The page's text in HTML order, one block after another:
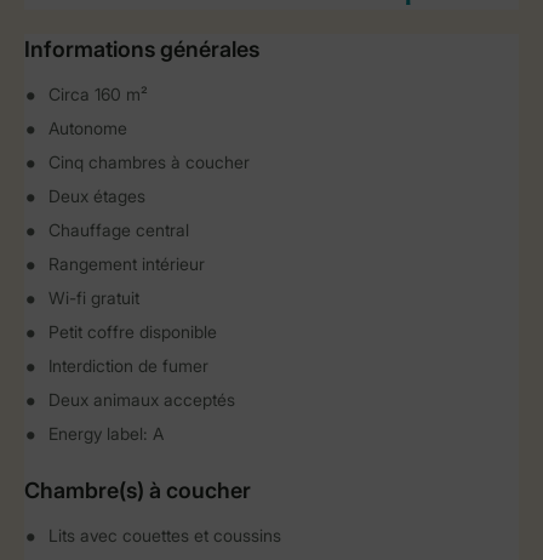
Informations générales
Circa 160 m²
Autonome
Cinq chambres à coucher
Deux étages
Chauffage central
Rangement intérieur
Wi-fi gratuit
Petit coffre disponible
Interdiction de fumer
Deux animaux acceptés
Energy label: A
Chambre(s) à coucher
Lits avec couettes et coussins